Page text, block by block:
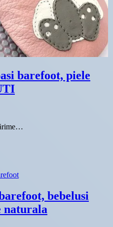
barefoot, piele
bebelusi
naturala